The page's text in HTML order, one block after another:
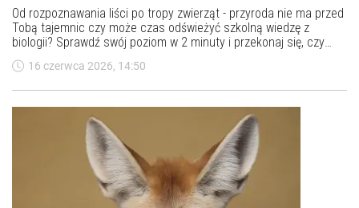
Od rozpoznawania liści po tropy zwierząt - przyroda nie ma przed
Tobą tajemnic czy może czas odświeżyć szkolną wiedzę z
biologii? Sprawdź swój poziom w 2 minuty i przekonaj się, czy
zasługujesz na miano eksperta od natury.
16 czerwca 2026, 14:50